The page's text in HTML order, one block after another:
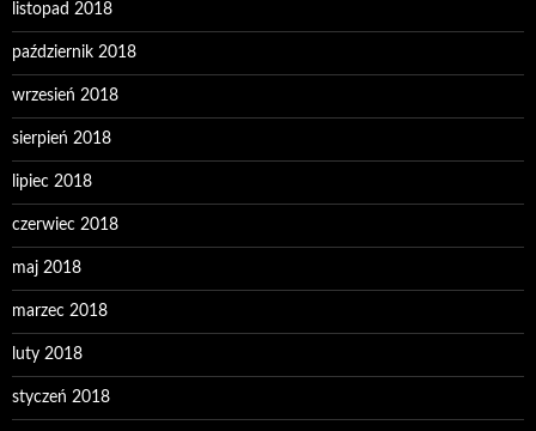
listopad 2018
październik 2018
wrzesień 2018
sierpień 2018
lipiec 2018
czerwiec 2018
maj 2018
marzec 2018
luty 2018
styczeń 2018